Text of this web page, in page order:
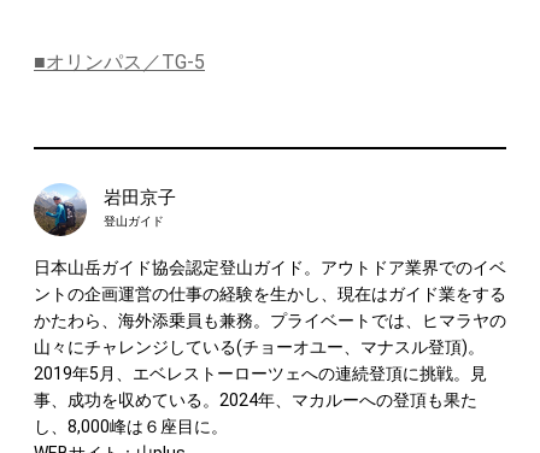
■オリンパス／TG-5
岩田京子
登山ガイド
日本山岳ガイド協会認定登山ガイド。アウトドア業界でのイベ
ントの企画運営の仕事の経験を生かし、現在はガイド業をする
かたわら、海外添乗員も兼務。プライベートでは、ヒマラヤの
山々にチャレンジしている(チョーオユー、マナスル登頂)。
2019年5月、エベレストーローツェへの連続登頂に挑戦。見
事、成功を収めている。2024年、マカルーへの登頂も果た
し、8,000峰は６座目に。